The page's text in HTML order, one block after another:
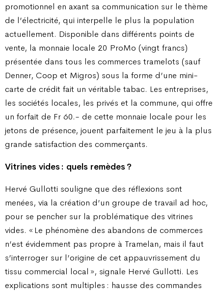
promotionnel en axant sa communication sur le thème
de l’électricité, qui interpelle le plus la population
actuellement. Disponible dans différents points de
vente, la monnaie locale 20 ProMo (vingt francs)
présentée dans tous les commerces tramelots (sauf
Denner, Coop et Migros) sous la forme d’une mini-
carte de crédit fait un véritable tabac. Les entreprises,
les sociétés locales, les privés et la commune, qui offre
un forfait de Fr 60.- de cette monnaie locale pour les
jetons de présence, jouent parfaitement le jeu à la plus
grande satisfaction des commerçants.
Vitrines vides : quels remèdes ?
Hervé Gullotti souligne que des réflexions sont
menées, via la création d’un groupe de travail ad hoc,
pour se pencher sur la problématique des vitrines
vides. « Le phénomène des abandons de commerces
n’est évidemment pas propre à Tramelan, mais il faut
s’interroger sur l’origine de cet appauvrissement du
tissu commercial local », signale Hervé Gullotti. Les
explications sont multiples : hausse des commandes